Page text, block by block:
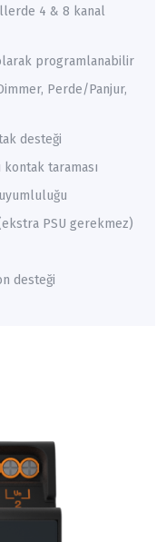
4 & 8 kanal
programlanabilir
Perde/Panjur,
desteği
kontak taraması
PSU gerekmez)
desteği